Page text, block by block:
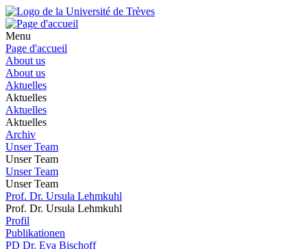
Menu
Page d'accueil
About us
About us
Aktuelles
Aktuelles
Aktuelles
Aktuelles
Archiv
Unser Team
Unser Team
Unser Team
Unser Team
Prof. Dr. Ursula Lehmkuhl
Prof. Dr. Ursula Lehmkuhl
Profil
Publikationen
PD Dr. Eva Bischoff